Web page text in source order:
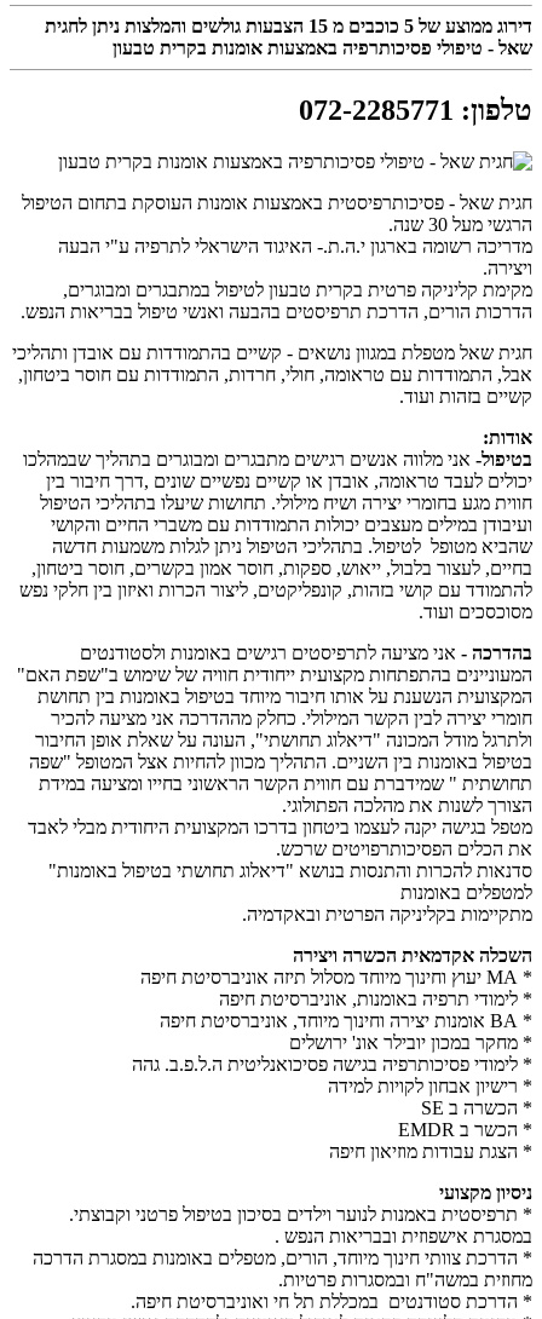
דירוג ממוצע של 5 כוכבים מ 15 הצבעות גולשים והמלצות ניתן לחגית
שאל - טיפולי פסיכותרפיה באמצעות אומנות בקרית טבעון
טלפון:
072-2285771
חגית שאל - פסיכותרפיסטית באמצעות אומנות העוסקת בתחום הטיפול
הרגשי מעל 30 שנה.
מדריכה רשומה בארגון י.ה.ת.- האיגוד הישראלי לתרפיה ע"י הבעה
ויצירה.
מקימת קליניקה פרטית בקרית טבעון לטיפול במתבגרים ומבוגרים,
הדרכות הורים, הדרכת תרפיסטים בהבעה ואנשי טיפול בבריאות הנפש.
חגית שאל מטפלת במגוון נושאים - קשיים בהתמודדות עם אובדן ותהליכי
אבל, התמודדות עם טראומה, חולי, חרדות, התמודדות עם חוסר ביטחון,
קשיים בזהות ועוד.
אודות:
בטיפול- אני מלווה אנשים רגישים מתבגרים ומבוגרים בתהליך שבמהלכו
יכולים לעבד טראומה, אובדן או קשיים נפשיים שונים ,דרך חיבור בין
חווית מגע בחומרי יצירה ושיח מילולי. תחושות שיעלו בתהליכי הטיפול
ועיבודן במילים מעצבים יכולות התמודדות עם משברי החיים והקושי
שהביא מטופל לטיפול. בתהליכי הטיפול ניתן לגלות משמעות חדשה
בחיים, לעצור בלבול, ייאוש, ספקות, חוסר אמון בקשרים, חוסר ביטחון,
להתמודד עם קושי בזהות, קונפליקטים, ליצור הכרות ואיזון בין חלקי נפש
מסוכסכים ועוד.
בהדרכה - אני מציעה לתרפיסטים רגישים באומנות ולסטודנטים
המעוניינים בהתפתחות מקצועית ייחודית חוויה של שימוש ב"שפת האם"
המקצועית הנשענת על אותו חיבור מיוחד בטיפול באומנות בין תחושת
חומרי יצירה לבין הקשר המילולי. כחלק מההדרכה אני מציעה להכיר
ולתרגל מודל המכונה "דיאלוג תחושתי", העונה על שאלת אופן החיבור
בטיפול באומנות בין השניים. התהליך מכוון להחיות אצל המטופל "שפה
תחושתית " שמידברת עם חווית הקשר הראשוני בחייו ומציעה במידת
הצורך לשנות את מהלכה הפתולוגי.
מטפל בגישה יקנה לעצמו ביטחון בדרכו המקצועית היחודית מבלי לאבד
את הכלים הפסיכותרפויטים שרכש.
סדנאות להכרות והתנסות בנושא "דיאלוג תחושתי בטיפול באומנות"
למטפלים באומנות
מתקיימות בקליניקה הפרטית ובאקדמיה.
השכלה אקדמאית הכשרה ויצירה
* MA יעוץ וחינוך מיוחד מסלול תיזה אוניברסיטת חיפה
* לימודי תרפיה באומנות, אוניברסיטת חיפה
* BA אומנות יצירה וחינוך מיוחד, אוניברסיטת חיפה
* מחקר במכון יובילר אונ' ירושלים
* לימודי פסיכותרפיה בגישה פסיכואנליטית ה.ל.פ.ב. גהה
* רישיון אבחון לקויות למידה
* הכשרה ב SE
* הכשר ב EMDR
* הצגת עבודות מוזיאון חיפה
ניסיון מקצועי
* תרפיסטית באמנות לנוער וילדים בסיכון בטיפול פרטני וקבוצתי.
במסגרת אישפוזית ובבריאות הנפש .
* הדרכת צוותי חינוך מיוחד, הורים, מטפלים באומנות במסגרת הדרכה
מחוזית במשה"ח ובמסגרות פרטיות.
* הדרכת סטודנטים במכללת תל חי ואוניברסיטת חיפה.